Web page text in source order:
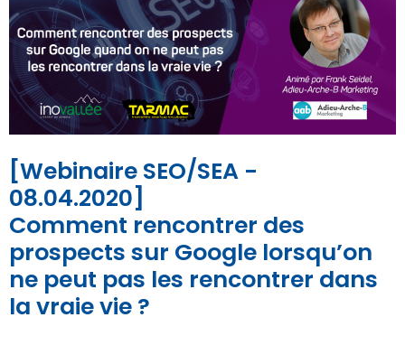
[Webinaire SEO/SEA -
08.04.2020]
Comment rencontrer des
prospects sur Google lorsqu’on
ne peut pas les rencontrer dans
la vraie vie ?